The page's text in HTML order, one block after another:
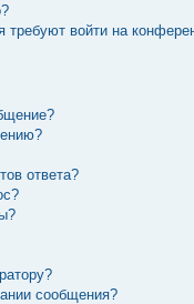
требуют войти на
ответа?
сообщения?